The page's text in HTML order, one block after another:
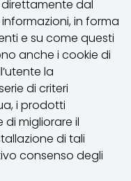
dal
in forma
e su come questi
anche i cookie di
la
di criteri
i prodotti
di migliorare il
di tali
consenso degli